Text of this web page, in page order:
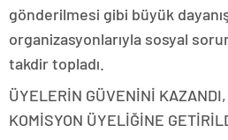
gönderilmesi gibi büyük
organizasyonlarıyla sosyal
takdir topladı.
ÜYELERİN GÜVENİNİ KAZANDI,
KOMİSYON ÜYELİĞİNE